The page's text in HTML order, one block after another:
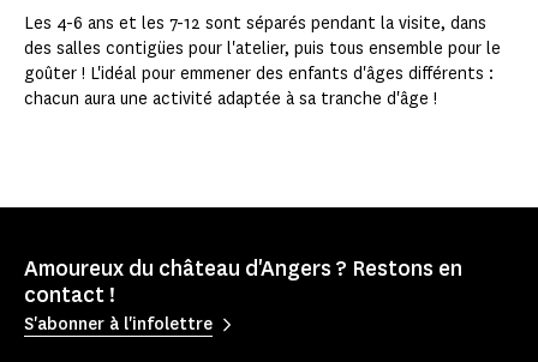
Les 4-6 ans et les 7-12 sont séparés pendant la visite, dans
des salles contigües pour l'atelier, puis tous ensemble pour le
goûter ! L'idéal pour emmener des enfants d'âges différents :
chacun aura une activité adaptée à sa tranche d'âge !
Amoureux du château d'Angers ? Restons en
contact !
S'abonner à l'infolettre